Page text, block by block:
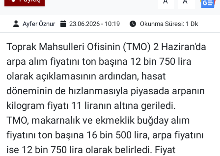
Ayfer Öznur 23.06.2026 - 10:19 Okunma Süresi: 1 Dk
Toprak Mahsulleri Ofisinin (TMO) 2 Haziran'da
arpa alım fiyatını ton başına 12 bin 750 lira
olarak açıklamasının ardından, hasat
döneminin de hızlanmasıyla piyasada arpanın
kilogram fiyatı 11 liranın altına geriledi.
TMO, makarnalık ve ekmeklik buğday alım
fiyatını ton başına 16 bin 500 lira, arpa fiyatını
ise 12 bin 750 lira olarak belirledi. Fiyat